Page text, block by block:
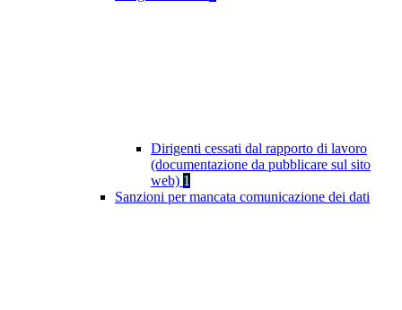
Dirigenti cessati dal rapporto di lavoro
(documentazione da pubblicare sul sito
web) 1
Sanzioni per mancata comunicazione dei dati